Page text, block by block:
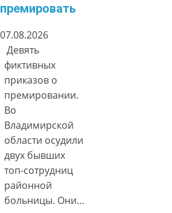
премировать
07.08.2026
Девять
фиктивных
приказов о
премировании.
Во
Владимирской
области осудили
двух бывших
топ-сотрудниц
районной
больницы. Они…